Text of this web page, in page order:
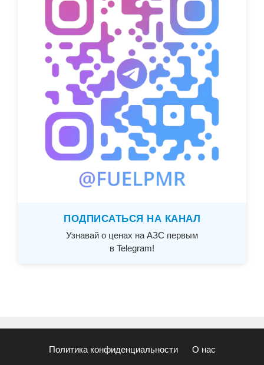
ПОДПИСАТЬСЯ НА КАНАЛ
Узнавай о ценах на АЗС первым
в Telegram!
Политика конфиденциальности О нас